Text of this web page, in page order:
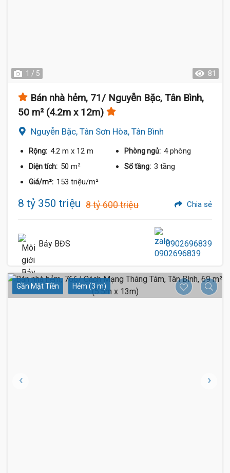
1 / 5 81
Bán nhà hẻm, 71/ Nguyễn Bặc, Tân Bình,
50 m² (4.2m x 12m)
Nguyễn Bặc, Tân Sơn Hòa, Tân Bình
Rộng: 4.2 m x 12 m Phòng ngủ: 4 phòng
Diện tích: 50 m² Số tầng: 3 tầng
Giá/m²: 153 triệu/m²
8 tỷ 350 triệu 8 tỷ 600 triệu Chia sẻ
Bảy BĐS 0902696839
Gần Mặt Tiền Hẻm (3 m)